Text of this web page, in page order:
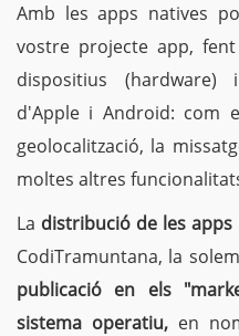
Amb les apps natives
vostre projecte app,
dispositius
d'Apple i Android: com
geolocalització, la
moltes altres
La distribució de les apps
CodiTramuntana, la
publicació en els
sistema operatiu,en